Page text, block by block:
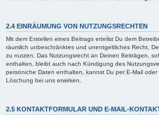
2.4 EINRÄUMUNG VON NUTZUNGSRECHTEN
Mit dem Erstellen eines Beitrags erteilst Du dem
räumlich unbeschränktes und unentgeltliches Recht,
zu nutzen. Das Nutzungsrecht an Deinen Beiträgen,
enthalten, bleibt auch nach Kündigung des
persöniche Daten enthalten, kannst Du per E-Mail
Löschung bei uns erwirken.
2.5 KONTAKTFORMULAR UND E-MAIL-